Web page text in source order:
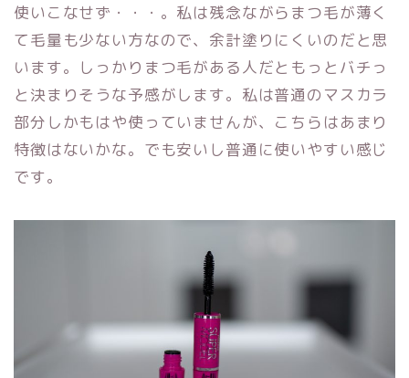
使いこなせず・・・。私は残念ながらまつ毛が薄く
て毛量も少ない方なので、余計塗りにくいのだと思
います。しっかりまつ毛がある人だともっとバチっ
と決まりそうな予感がします。私は普通のマスカラ
部分しかもはや使っていませんが、こちらはあまり
特徴はないかな。でも安いし普通に使いやすい感じ
です。